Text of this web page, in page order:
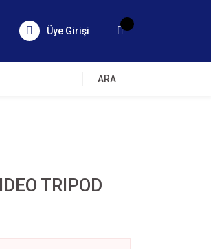
Üye Girişi
ARA
TRIPOD